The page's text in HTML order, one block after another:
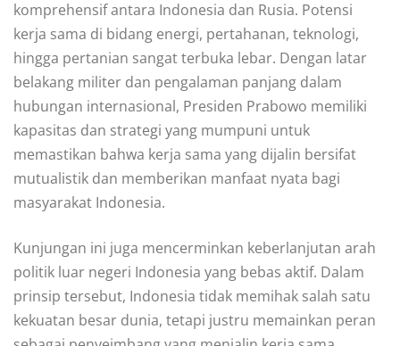
komprehensif antara Indonesia dan Rusia. Potensi
kerja sama di bidang energi, pertahanan, teknologi,
hingga pertanian sangat terbuka lebar. Dengan latar
belakang militer dan pengalaman panjang dalam
hubungan internasional, Presiden Prabowo memiliki
kapasitas dan strategi yang mumpuni untuk
memastikan bahwa kerja sama yang dijalin bersifat
mutualistik dan memberikan manfaat nyata bagi
masyarakat Indonesia.
Kunjungan ini juga mencerminkan keberlanjutan arah
politik luar negeri Indonesia yang bebas aktif. Dalam
prinsip tersebut, Indonesia tidak memihak salah satu
kekuatan besar dunia, tetapi justru memainkan peran